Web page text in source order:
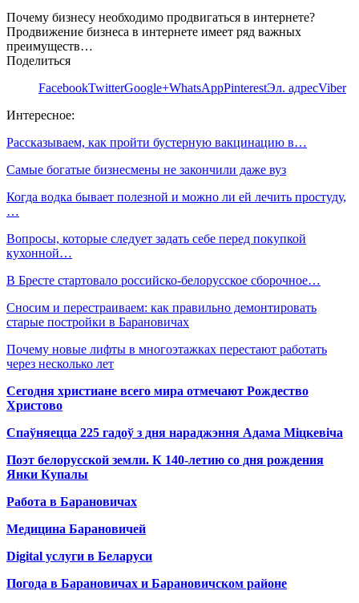
Почему бизнесу необходимо продвигаться в интернете?
Продвижение бизнеса в интернете имеет ряд важных
преимуществ…
Поделиться
FacebookTwitterGoogle+WhatsAppPinterestЭл. адресViber
Интересное:
Рассказываем, как пройти бустерную вакцинацию в…
Самые богатые бизнесмены не закончили даже вуз
Когда водка бывает полезной и можно ли ей лечить простуду,
…
Вопросы, которые следует задать себе перед покупкой
кухонной…
В Бресте стартовало российско-белорусское сборочное…
Сносим и перестраиваем: как правильно демонтировать
старые постройки в Барановичах
Почему новые лифты в многоэтажках перестают работать
через несколько лет
Сегодня христиане всего мира отмечают Рождество
Христово
Спаўняецца 225 гадоў з дня нараджэння Адама Міцкевіча
Поэт белорусской земли. К 140-летию со дня рождения
Янки Купалы
Работа в Барановичах
Медицина Барановичей
Digital услуги в Беларуси
Погода в Барановичах и Барановичском районе